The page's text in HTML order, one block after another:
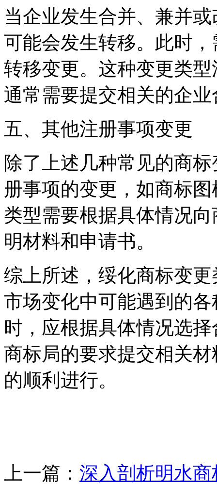
当企业发生合并、兼并
可能会发生转移。此时
转移变更。这种变更类
通常需要提交相关的企
‌五、其他注册事项变更‌
除了上述几种常见的商
册事项的变更，如商标
类型需要根据具体情况
明材料和申请书。
综上所述，绥化商标变
市场变化中可能遇到的
时，应根据具体情况选
商标局的要求提交相关
的顺利进行。
上一篇： 深入剖析明水